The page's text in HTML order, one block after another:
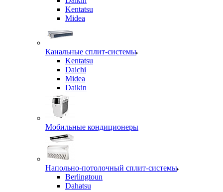
Kentatsu
Midea
Канальные сплит-системы
Kentatsu
Daichi
Midea
Daikin
Мобильные кондиционеры
Напольно-потолочный сплит-системы
Berlingtoun
Dahatsu